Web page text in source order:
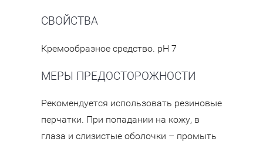
СВОЙСТВА
Кремообразное средство. рН 7
МЕРЫ ПРЕДОСТОРОЖНОСТИ
Рекомендуется использовать резиновые
перчатки. При попадании на кожу, в
глаза и слизистые оболочки – промыть